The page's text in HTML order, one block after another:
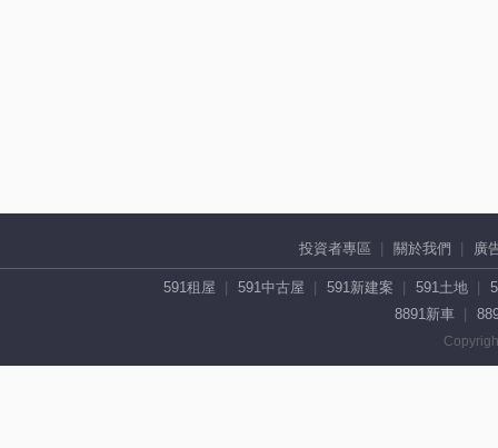
投資者專區 關於我們 廣
591租屋 591中古屋 591新建案 591土地
8891新車